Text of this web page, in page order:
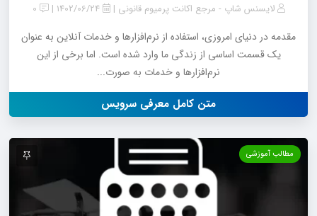
لایسنس شاپ - مرجع اکانت پرمیوم قانونی 1402/06/24
مقدمه در دنیای امروزی، استفاده از نرم‌افزارها و خدمات آنلاین به عنوان
یک قسمت اساسی از زندگی ما وارد شده است. اما برخی از این
نرم‌افزارها و خدمات به صورت...
متن کامل معرفی سرویس
مطالب آموزشی